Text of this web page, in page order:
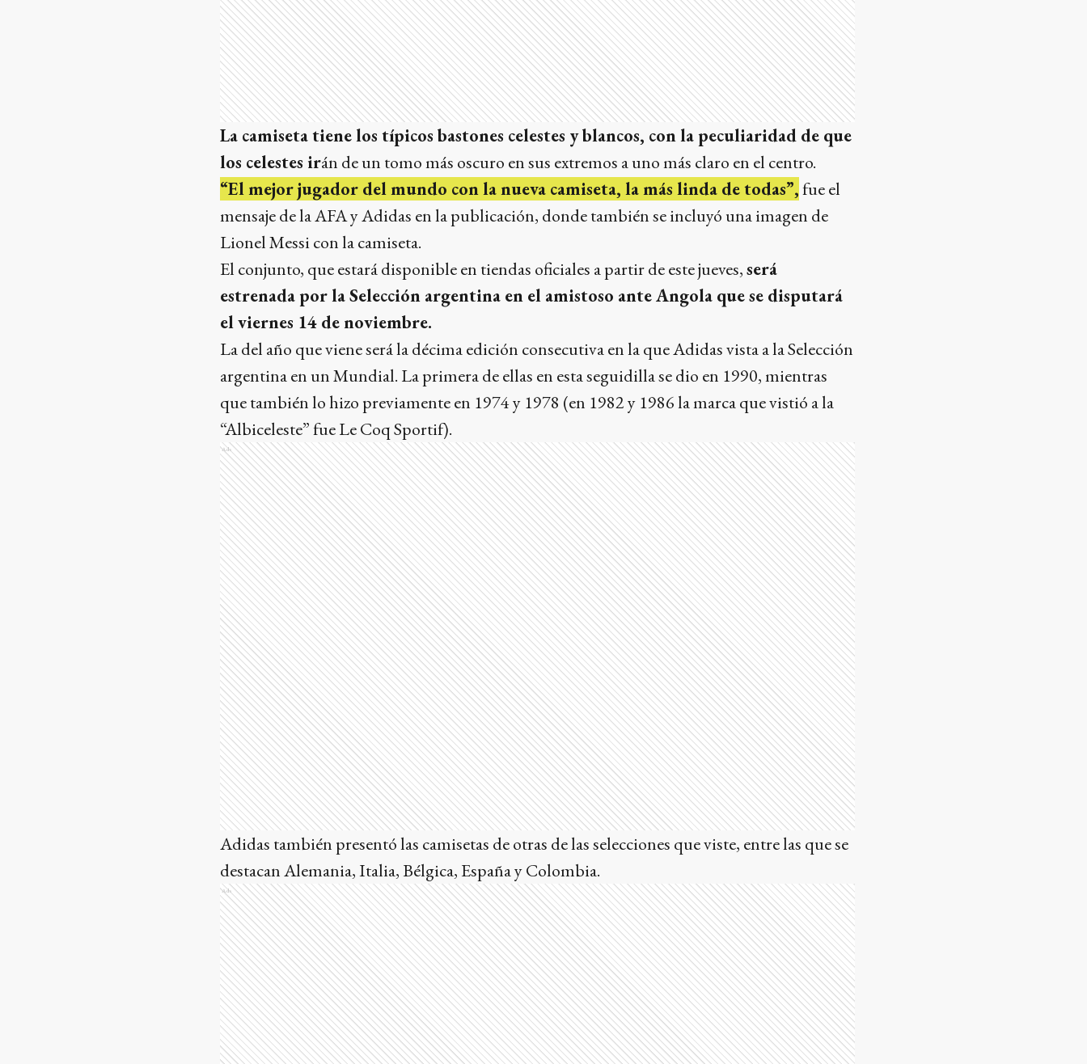
La camiseta tiene los típicos bastones celestes y blancos, con la peculiaridad de que
los celestes irán de un tomo más oscuro en sus extremos a uno más claro en el centro.
“El mejor jugador del mundo con la nueva camiseta, la más linda de todas”,fue el
mensaje de la AFA y Adidas en la publicación, donde también se incluyó una imagen de
Lionel Messi con la camiseta.
El conjunto, que estará disponible en tiendas oficiales a partir de este jueves,será
estrenada por la Selección argentina en el amistoso ante Angola que se disputará
el viernes 14 de noviembre.
La del año que viene será la décima edición consecutiva en la que Adidas vista a la Selección
argentina en un Mundial. La primera de ellas en esta seguidilla se dio en 1990, mientras
que también lo hizo previamente en 1974 y 1978 (en 1982 y 1986 la marca que vistió a la
“Albiceleste” fue Le Coq Sportif).
Ads
Adidas también presentó las camisetas de otras de las selecciones que viste, entre las que se
destacan Alemania, Italia, Bélgica, España y Colombia.
Ads